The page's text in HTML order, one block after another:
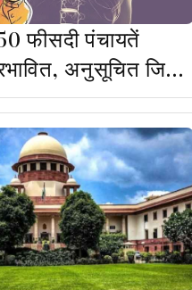
फीसदी पंचायतें
अनुसूचित जिलों
के मरीज